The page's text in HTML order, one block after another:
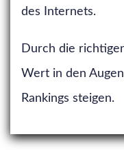
des Internets.
Durch die
Wert in den
Rankings steigen.